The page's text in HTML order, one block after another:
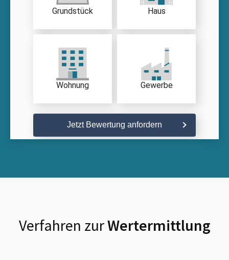
Grundstück Haus
Wohnung Gewerbe
Jetzt Bewertung anfordern
Verfahren zurWertermittlung